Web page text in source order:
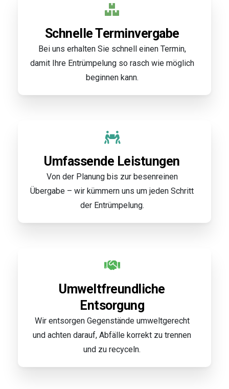
Schnelle Terminvergabe
Bei uns erhalten Sie schnell einen Termin,
damit Ihre Entrümpelung so rasch wie möglich
beginnen kann.
Umfassende Leistungen
Von der Planung bis zur besenreinen
Übergabe – wir kümmern uns um jeden Schritt
der Entrümpelung.
Umweltfreundliche
Entsorgung
Wir entsorgen Gegenstände umweltgerecht
und achten darauf, Abfälle korrekt zu trennen
und zu recyceln.